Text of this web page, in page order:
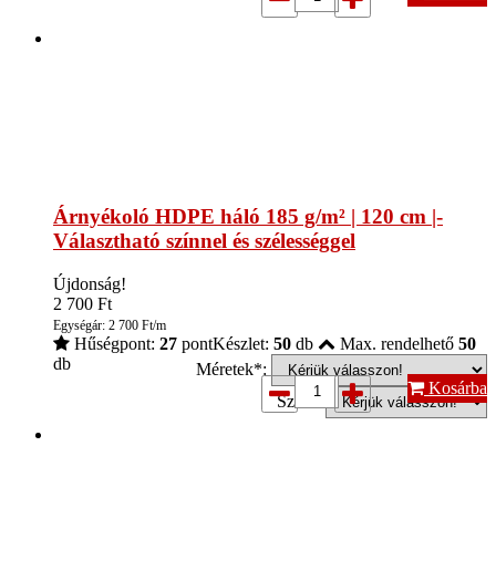
Árnyékoló HDPE háló 185 g/m² | 120 cm |-
Választható színnel és szélességgel
Újdonság!
2 700 Ft
Egységár: 2 700 Ft/m
Hűségpont: 27 pont
Méretek*:
Szín*:
Készlet: 50 db Max. rendelhető 50
db
Kosárba